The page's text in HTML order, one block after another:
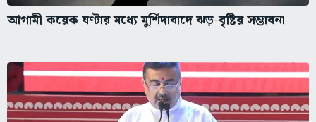
আগামী কয়েক ঘণ্টার মধ্যে মুর্শিদাবাদে ঝড়-বৃষ্টির সম্ভাবনা